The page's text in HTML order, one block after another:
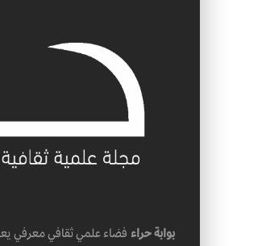
بوابة حراء فضاء علمي ثقافي معرفي